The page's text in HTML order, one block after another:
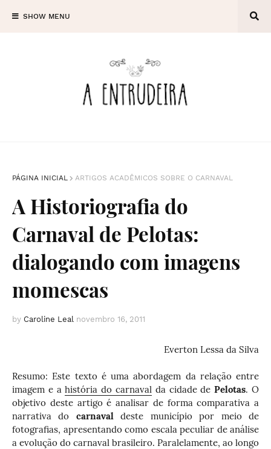
SHOW MENU
PÁGINA INICIAL ARTIGOS ACADÊMICOS SOBRE O CARNAVAL
A Historiografia do
Carnaval de Pelotas:
dialogando com imagens
momescas
by Caroline Leal novembro 16, 2011
Everton Lessa da Silva
Resumo: Este texto é uma abordagem da relação entre
imagem e ahistória do carnaval da cidade dePelotas. O
objetivo deste artigo é analisar de forma comparativa a
narrativa do carnavaldeste município por meio de
fotografias, apresentando como escala peculiar de análise
a evolução do carnaval brasileiro. Paralelamente, ao longo